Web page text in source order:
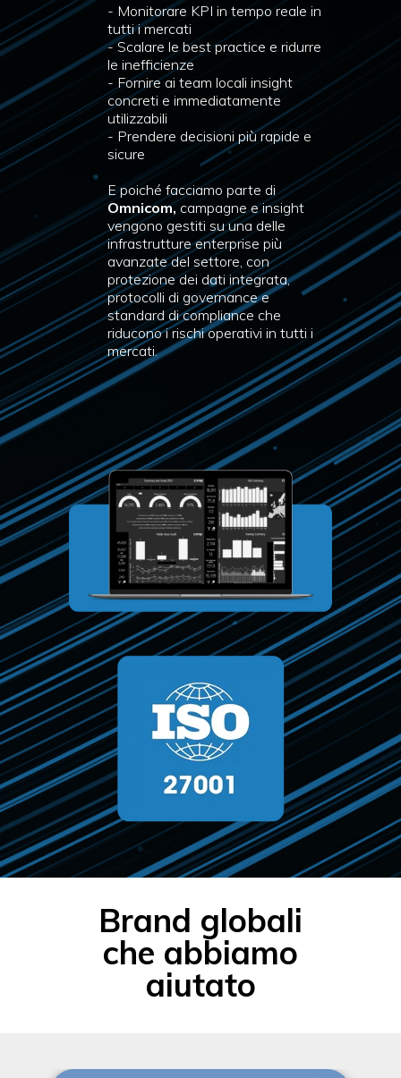
- Monitorare KPI in tempo reale in
tutti i mercati
- Scalare le best practice e ridurre
le inefficienze
- Fornire ai team locali insight
concreti e immediatamente
utilizzabili
- Prendere decisioni più rapide e
sicure
E poiché facciamo parte di
Omnicom,campagne e insight
vengono gestiti su una delle
infrastrutture enterprise più
avanzate del settore, con
protezione dei dati integrata,
protocolli di governance e
standard di compliance che
riducono i rischi operativi in tutti i
mercati.
Brand globali
che abbiamo
aiutato